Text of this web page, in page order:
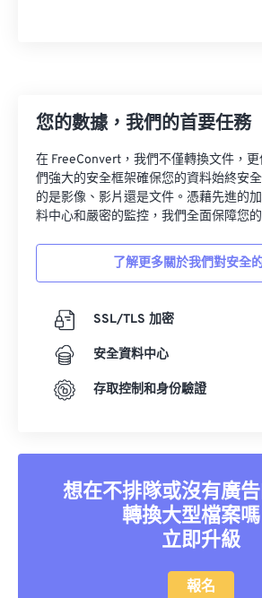
您的數據，我們的首要任務
在 FreeConvert，我們不僅轉換文件，
們強大的安全框架確保您的資料始終安
的是影像、影片還是文件。憑藉先進的
料中心和嚴密的監控，我們全面保障您
了解更多關於我們對安全
SSL/TLS 加密
安全資料中心
存取控制和身份驗證
想在不排隊或沒有廣
轉換大型檔案嗎
立即升級
報名